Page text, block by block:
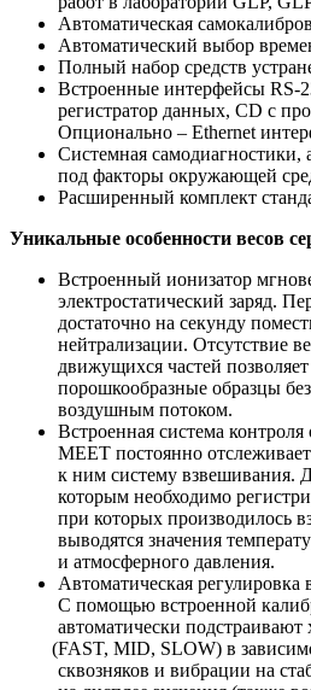
Автоматическая
Автоматический выбор
Полный набор средств
Встроенные интерфейсы RS-
регистратор данных, CD с
Опционально – Ethernet
Системная самодиагностики,
под факторы окружающей
Расширенный комплект
Уникальные особенности весов
Встроенный ионизатор
электростатический заряд.
достаточно на секунду
нейтрализации. Отсутствие
движущихся частей
порошкообразные образцы
воздушным потоком.
Встроенная система
MEET постоянно
к ним систему взвешивания.
которым необходимо
при которых производилось
выводятся значения
и атмосферного давления.
Автоматическая регулировка
С помощью встроенной
автоматически подстраивают
(FAST, MID, SLOW) в
сквозняков и вибрации на